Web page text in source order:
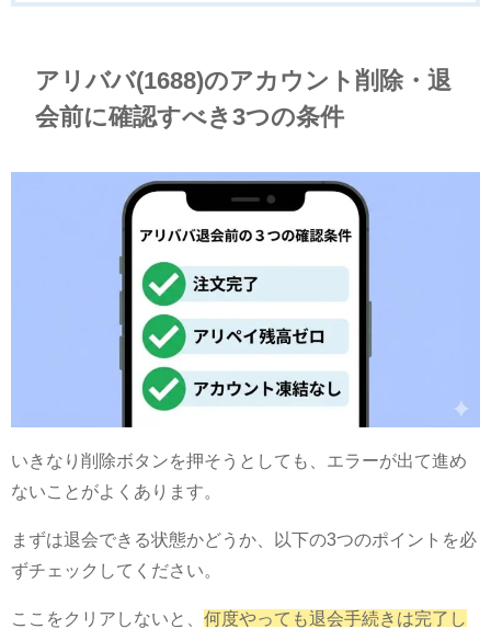
アリババ(1688)のアカウント削除・退
会前に確認すべき3つの条件
いきなり削除ボタンを押そうとしても、エラーが出て進め
ないことがよくあります。
まずは退会できる状態かどうか、以下の3つのポイントを必
ずチェックしてください。
ここをクリアしないと、 何度やっても退会手続きは完了し